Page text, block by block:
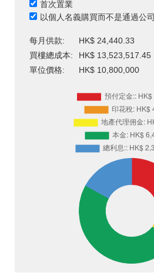
首次置業
以個人名義購買而不是通過公司
每月供款:
HK$ 24,440.33
買樓總成本:
HK$ 13,523,517.45
單位價格:
HK$ 10,800,000